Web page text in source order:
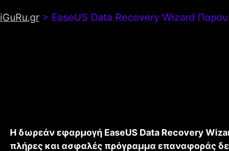
iGuRu.gr > EaseUS Data Recovery Wizard
Η δωρεάν εφαρμογή EaseUS Data Recovery
πλήρες και ασφαλές πρόγραμμα επαναφοράς